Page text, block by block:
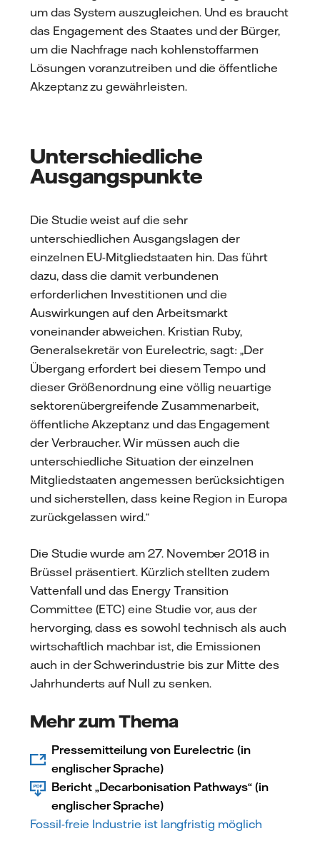
um das System auszugleichen. Und es braucht
das Engagement des Staates und der Bürger,
um die Nachfrage nach kohlenstoffarmen
Lösungen voranzutreiben und die öffentliche
Akzeptanz zu gewährleisten.
Unterschiedliche
Ausgangspunkte
Die Studie weist auf die sehr
unterschiedlichen Ausgangslagen der
einzelnen EU-Mitgliedstaaten hin. Das führt
dazu, dass die damit verbundenen
erforderlichen Investitionen und die
Auswirkungen auf den Arbeitsmarkt
voneinander abweichen. Kristian Ruby,
Generalsekretär von Eurelectric, sagt: „Der
Übergang erfordert bei diesem Tempo und
dieser Größenordnung eine völlig neuartige
sektorenübergreifende Zusammenarbeit,
öffentliche Akzeptanz und das Engagement
der Verbraucher. Wir müssen auch die
unterschiedliche Situation der einzelnen
Mitgliedstaaten angemessen berücksichtigen
und sicherstellen, dass keine Region in Europa
zurückgelassen wird.“
Die Studie wurde am 27. November 2018 in
Brüssel präsentiert. Kürzlich stellten zudem
Vattenfall und das Energy Transition
Committee (ETC) eine Studie vor, aus der
hervorging, dass es sowohl technisch als auch
wirtschaftlich machbar ist, die Emissionen
auch in der Schwerindustrie bis zur Mitte des
Jahrhunderts auf Null zu senken.
Mehr zum Thema
Pressemitteilung von Eurelectric (in
englischer Sprache)
Bericht „Decarbonisation Pathways“ (in
englischer Sprache)
Fossil-freie Industrie ist langfristig möglich